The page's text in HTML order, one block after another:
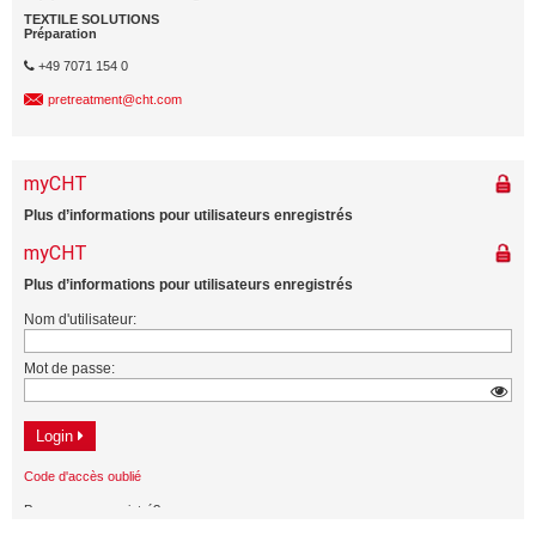
TEXTILE SOLUTIONS
Préparation
+49 7071 154 0
pretreatment@cht.com